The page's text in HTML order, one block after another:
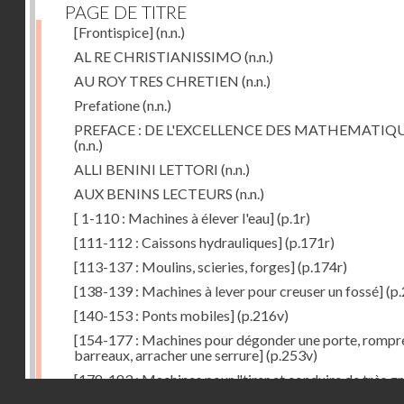
PAGE DE TITRE
[Frontispice](n.n.)
AL RE CHRISTIANISSIMO (n.n.)
AU ROY TRES CHRETIEN (n.n.)
Prefatione(n.n.)
PREFACE : DE L'EXCELLENCE DES
(n.n.)
ALLI BENINI LETTORI (n.n.)
AUX BENINS LECTEURS (n.n.)
[ 1-110 : Machines à élever l'eau](p.1r)
[111-112 : Caissons hydrauliques](p.171r)
[113-137 : Moulins, scieries, forges](p.174r)
[138-139 : Machines à lever pour creuser un fossé]
[140-153 : Ponts mobiles](p.216v)
[154-177 : Machines pour dégonder une porte,
barreaux, arracher une serrure](p.253v)
[178-183 : Machines pour "tirer et conduire de très